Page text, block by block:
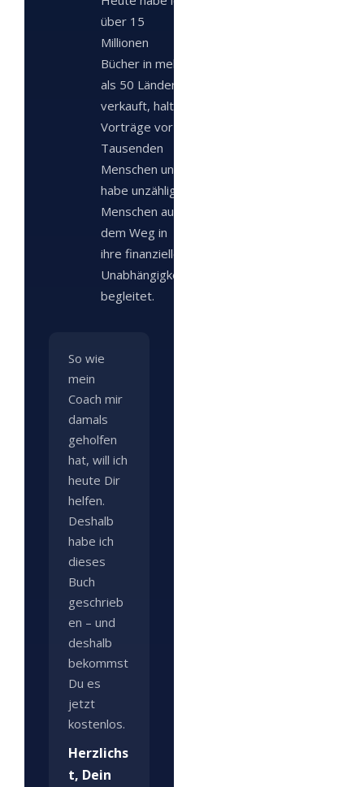
über 15
Millionen
Bücher in mehr
als 50 Ländern
verkauft, halte
Vorträge vor
Tausenden
Menschen und
habe unzählige
Menschen auf
dem Weg in
ihre finanzielle
Unabhängigkeit
begleitet.
So wie
mein
Coach mir
damals
geholfen
hat, will ich
heute Dir
helfen.
Deshalb
habe ich
dieses
Buch
geschrieb
en – und
deshalb
bekommst
Du es
jetzt
kostenlos.
Herzlichs
t, Dein